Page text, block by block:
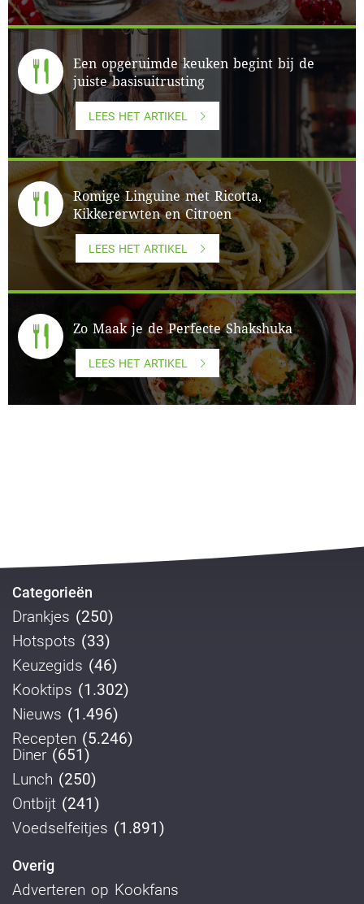
Een opgeruimde keuken begint bij de
juiste basisuitrusting
LEES HET ARTIKEL
Romige Linguine met Ricotta,
Kikkererwten en Citroen
LEES HET ARTIKEL
Zo Maak je de Perfecte Shakshuka
LEES HET ARTIKEL
Categorieën
Drankjes (250)
Hotspots (33)
Keuzegids (46)
Kooktips (1.302)
Nieuws (1.496)
Recepten (5.246)
Diner (651)
Lunch (250)
Ontbijt (241)
Voedselfeitjes (1.891)
Overig
Adverteren op Kookfans